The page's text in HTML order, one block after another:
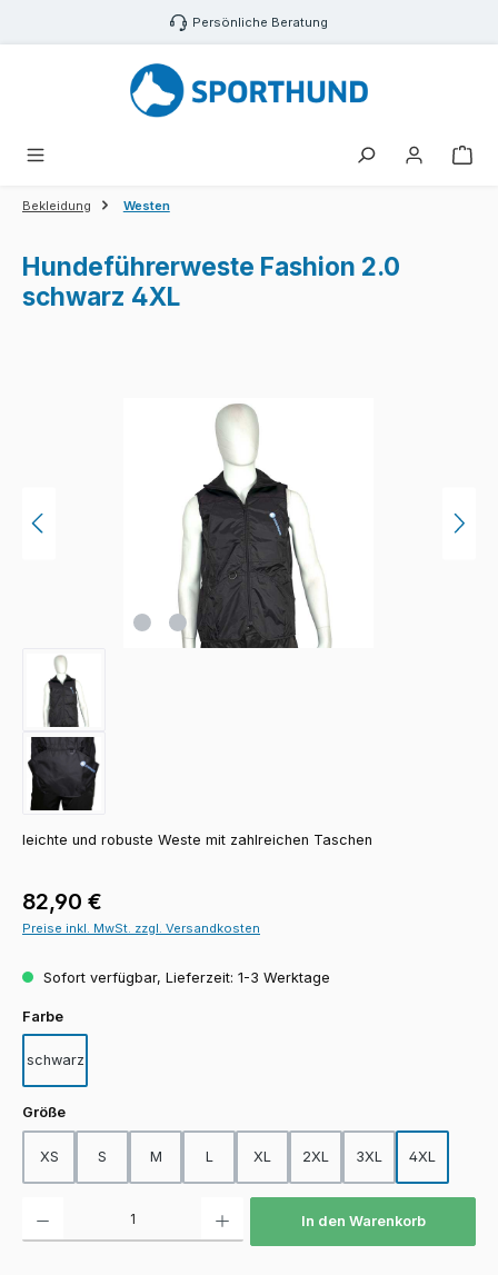
Zum Hauptinhalt springen Persönliche Beratung
Bekleidung Westen
Hundeführerweste Fashion 2.0
schwarz 4XL
leichte und robuste Weste mit zahlreichen Taschen
Regulärer Preis:
82,90 €
Preise inkl. MwSt. zzgl. Versandkosten
Sofort verfügbar, Lieferzeit: 1-3 Werktage
Farbeauswählen
schwarz
Größeauswählen
XS S M L XL 2XL 3XL 4XL
In den Warenkorb